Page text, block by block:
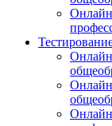
Онлайн
Онлайн
Онлайн
Онлайн